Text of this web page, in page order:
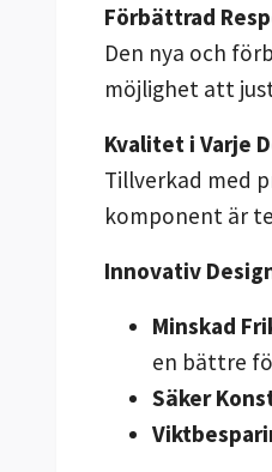
Förbättrad
Den nya och
möjlighet att
Kvalitet i Varje
Tillverkad med
komponent är
Innovativ
Minskad
en bättre
Säker